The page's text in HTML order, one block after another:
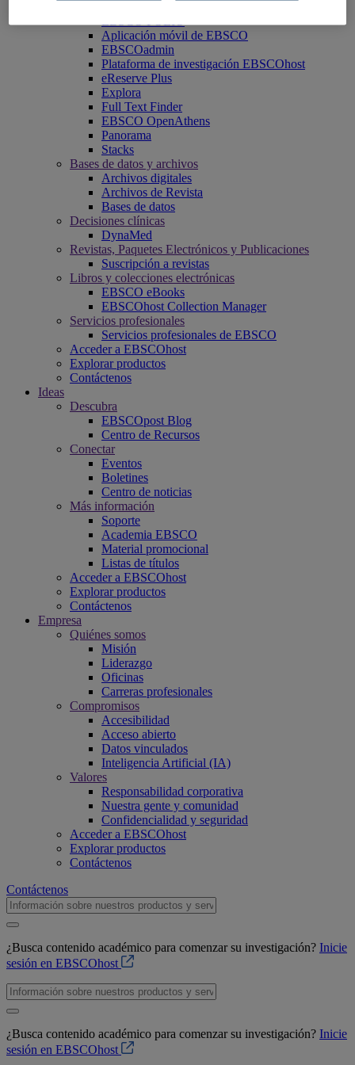
Aplicación móvil de EBSCO
EBSCOadmin
Plataforma de investigación EBSCOhost
eReserve Plus
Explora
Full Text Finder
EBSCO OpenAthens
Panorama
Stacks
Bases de datos y archivos
Archivos digitales
Archivos de Revista
Bases de datos
Decisiones clínicas
DynaMed
Revistas, Paquetes Electrónicos y Publicaciones
Suscripción a revistas
Libros y colecciones electrónicas
EBSCO eBooks
EBSCOhost Collection Manager
Servicios profesionales
Servicios profesionales de EBSCO
Acceder a EBSCOhost
Explorar productos
Contáctenos
Ideas
Descubra
EBSCOpost Blog
Centro de Recursos
Conectar
Eventos
Boletines
Centro de noticias
Más información
Soporte
Academia EBSCO
Material promocional
Listas de títulos
Acceder a EBSCOhost
Explorar productos
Contáctenos
Empresa
Quiénes somos
Misión
Liderazgo
Oficinas
Carreras profesionales
Compromisos
Accesibilidad
Acceso abierto
Datos vinculados
Inteligencia Artificial (IA)
Valores
Responsabilidad corporativa
Nuestra gente y comunidad
Confidencialidad y seguridad
Acceder a EBSCOhost
Explorar productos
Contáctenos
Contáctenos
¿Busca contenido académico para comenzar su investigación? Inicie
sesión en EBSCOhost
¿Busca contenido académico para comenzar su investigación? Inicie
sesión en EBSCOhost